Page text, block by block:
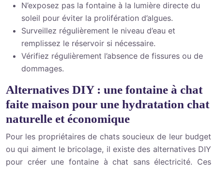
N’exposez pas la fontaine à la lumière directe du
soleil pour éviter la prolifération d’algues.
Surveillez régulièrement le niveau d’eau et
remplissez le réservoir si nécessaire.
Vérifiez régulièrement l’absence de fissures ou de
dommages.
Alternatives DIY : une fontaine à chat
faite maison pour une hydratation chat
naturelle et économique
Pour les propriétaires de chats soucieux de leur budget
ou qui aiment le bricolage, il existe des alternatives DIY
pour créer une fontaine à chat sans électricité. Ces